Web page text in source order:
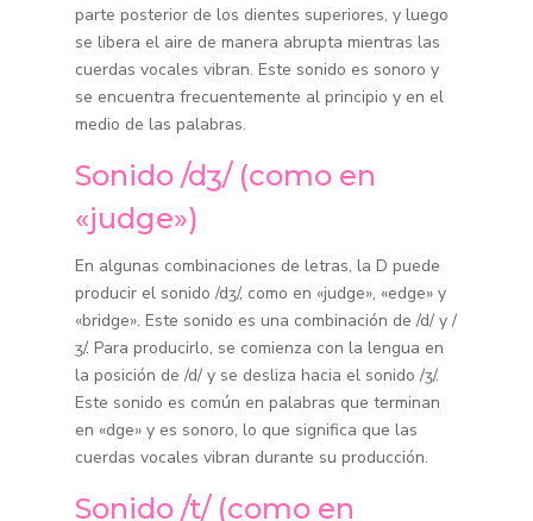
parte posterior de los dientes superiores, y luego
se libera el aire de manera abrupta mientras las
cuerdas vocales vibran. Este sonido es sonoro y
se encuentra frecuentemente al principio y en el
medio de las palabras.
Sonido /dʒ/ (como en
«judge»)
En algunas combinaciones de letras, la D puede
producir el sonido /dʒ/, como en «judge», «edge» y
«bridge». Este sonido es una combinación de /d/ y /
ʒ/. Para producirlo, se comienza con la lengua en
la posición de /d/ y se desliza hacia el sonido /ʒ/.
Este sonido es común en palabras que terminan
en «dge» y es sonoro, lo que significa que las
cuerdas vocales vibran durante su producción.
Sonido /t/ (como en